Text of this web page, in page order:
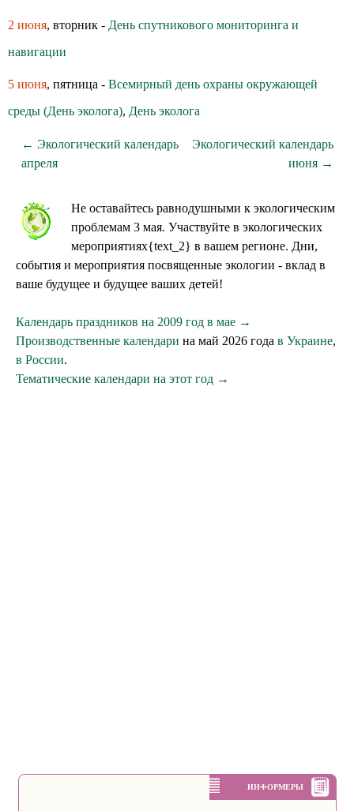
2 июня, вторник - День спутникового мониторинга и
навигации
5 июня, пятница - Всемирный день охраны окружающей
среды (День эколога), День эколога
← Экологический календарь
апреля
Экологический календарь
июня →
Не оставайтесь равнодушными к экологическим
проблемам 3 мая. Участвуйте в экологических
мероприятиях{text_2} в вашем регионе. Дни,
события и мероприятия посвященные экологии - вклад в
ваше будущее и будущее ваших детей!
Календарь праздников на 2009 год в мае →
Производственные календари на май 2026 года в Украине,
в России.
Тематические календари на этот год →
ИНФОРМЕРЫ